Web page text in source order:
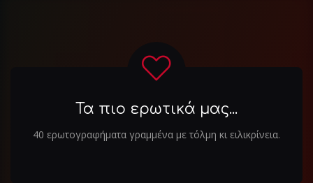
Τα πιο ερωτικά μας...
40 ερωτογραφήματα γραμμένα με τόλμη κι ειλικρίνεια.